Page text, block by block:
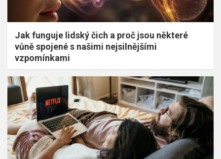
Jak funguje lidský čich a proč jsou některé
vůně spojené s našimi nejsilnějšími
vzpomínkami